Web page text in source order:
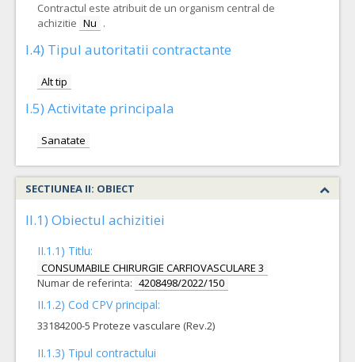
Contractul este atribuit de un organism central de
achizitie Nu .
I.4) Tipul autoritatii contractante
Alt tip
I.5) Activitate principala
Sanatate
SECTIUNEA II: OBIECT
II.1) Obiectul achizitiei
II.1.1) Titlu:
CONSUMABILE CHIRURGIE CARFIOVASCULARE 3
Numar de referinta: 4208498/2022/150
II.1.2) Cod CPV principal:
33184200-5 Proteze vasculare (Rev.2)
II.1.3) Tipul contractului